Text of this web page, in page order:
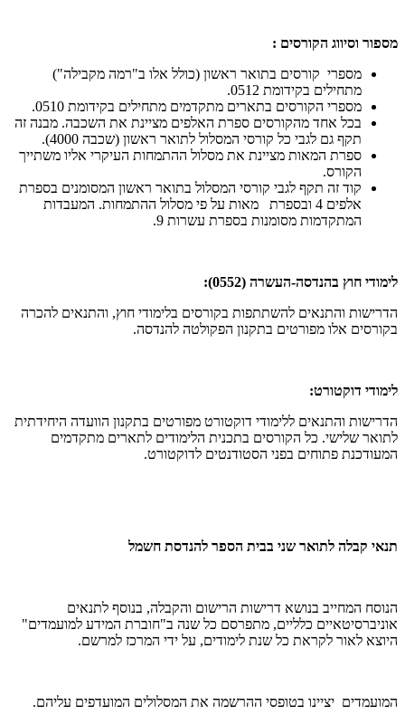
מספור וסיווג הקורסים :
מספרי קורסים בתואר ראשון (כולל אלו ב"רמה מקבילה")
מתחילים בקידומת 0512.
מספרי הקורסים בתארים מתקדמים מתחילים בקידומת 0510.
בכל אחד מהקורסים ספרת האלפים מציינת את השכבה. מבנה זה
תקף גם לגבי כל קורסי המסלול לתואר ראשון (שכבה 4000).
ספרת המאות מציינת את מסלול ההתמחות העיקרי אליו משתייך
הקורס.
קוד זה תקף לגבי קורסי המסלול בתואר ראשון המסומנים בספרת
אלפים 4 ובספרת מאות על פי מסלול ההתמחות. המעבדות
המתקדמות מסומנות בספרת עשרות 9.
לימודי חוץ בהנדסה-העשרה (0552):
הדרישות והתנאים להשתתפות בקורסים בלימודי חוץ, והתנאים להכרה
בקורסים אלו מפורטים בתקנון הפקולטה להנדסה.
לימודי דוקטורט:
הדרישות והתנאים ללימודי דוקטורט מפורטים בתקנון הוועדה היחידתית
לתואר שלישי. כל הקורסים בתכנית הלימודים לתארים מתקדמים
המעודכנת פתוחים בפני הסטודנטים לדוקטורט.
תנאי קבלה לתואר שני בבית הספר להנדסת חשמל
הנוסח המחייב בנושא דרישות הרישום והקבלה, בנוסף לתנאים
אוניברסיטאיים כלליים, מתפרסם כל שנה ב"חוברת המידע למועמדים"
היוצא לאור לקראת כל שנת לימודים, על ידי המרכז למרשם.
המועמדים יציינו בטופסי ההרשמה את המסלולים המועדפים עליהם.